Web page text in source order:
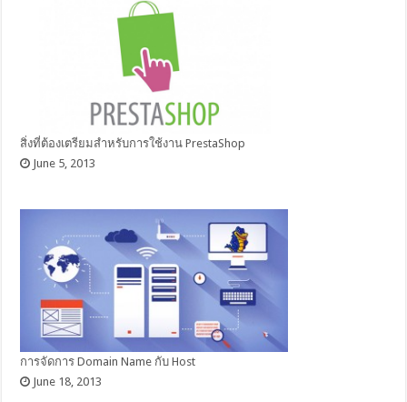
สิ่งที่ต้องเตรียมสำหรับการใช้งาน PrestaShop
June 5, 2013
การจัดการ Domain Name กับ Host
June 18, 2013